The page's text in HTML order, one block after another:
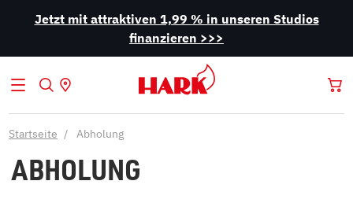
Jetzt mit attraktiven 1,99 % in unseren Studios
finanzieren >>>
Startseite Abholung
ABHOLUNG